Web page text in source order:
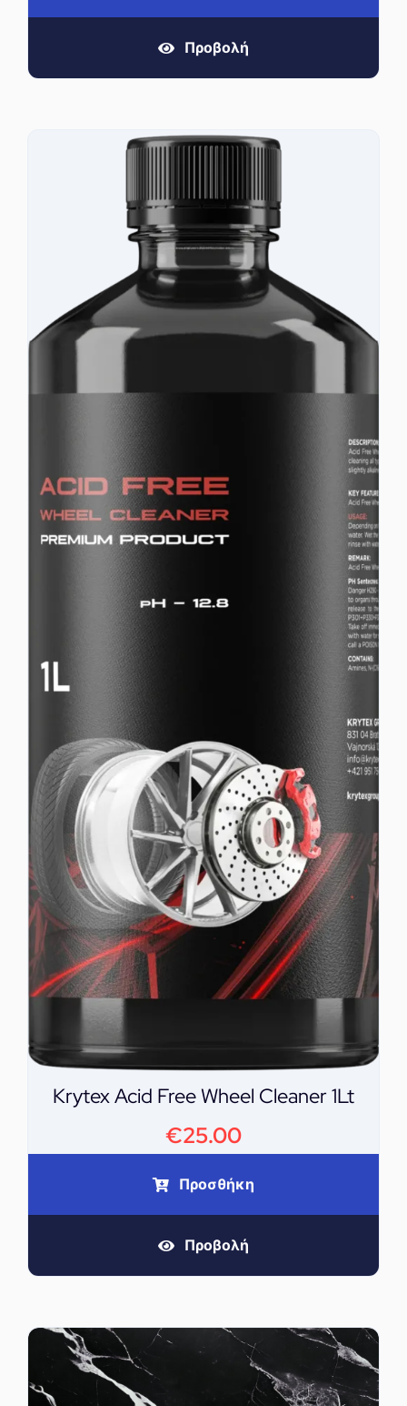
Προβολή
Krytex Acid Free Wheel Cleaner 1Lt
€25.00
Προσθήκη
Προβολή